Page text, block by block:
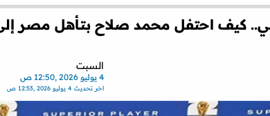
السبت
4 يوليو 2026 ,12:50 ص
اخر تحديث 4 يوليو 2026 ,12:53 ص